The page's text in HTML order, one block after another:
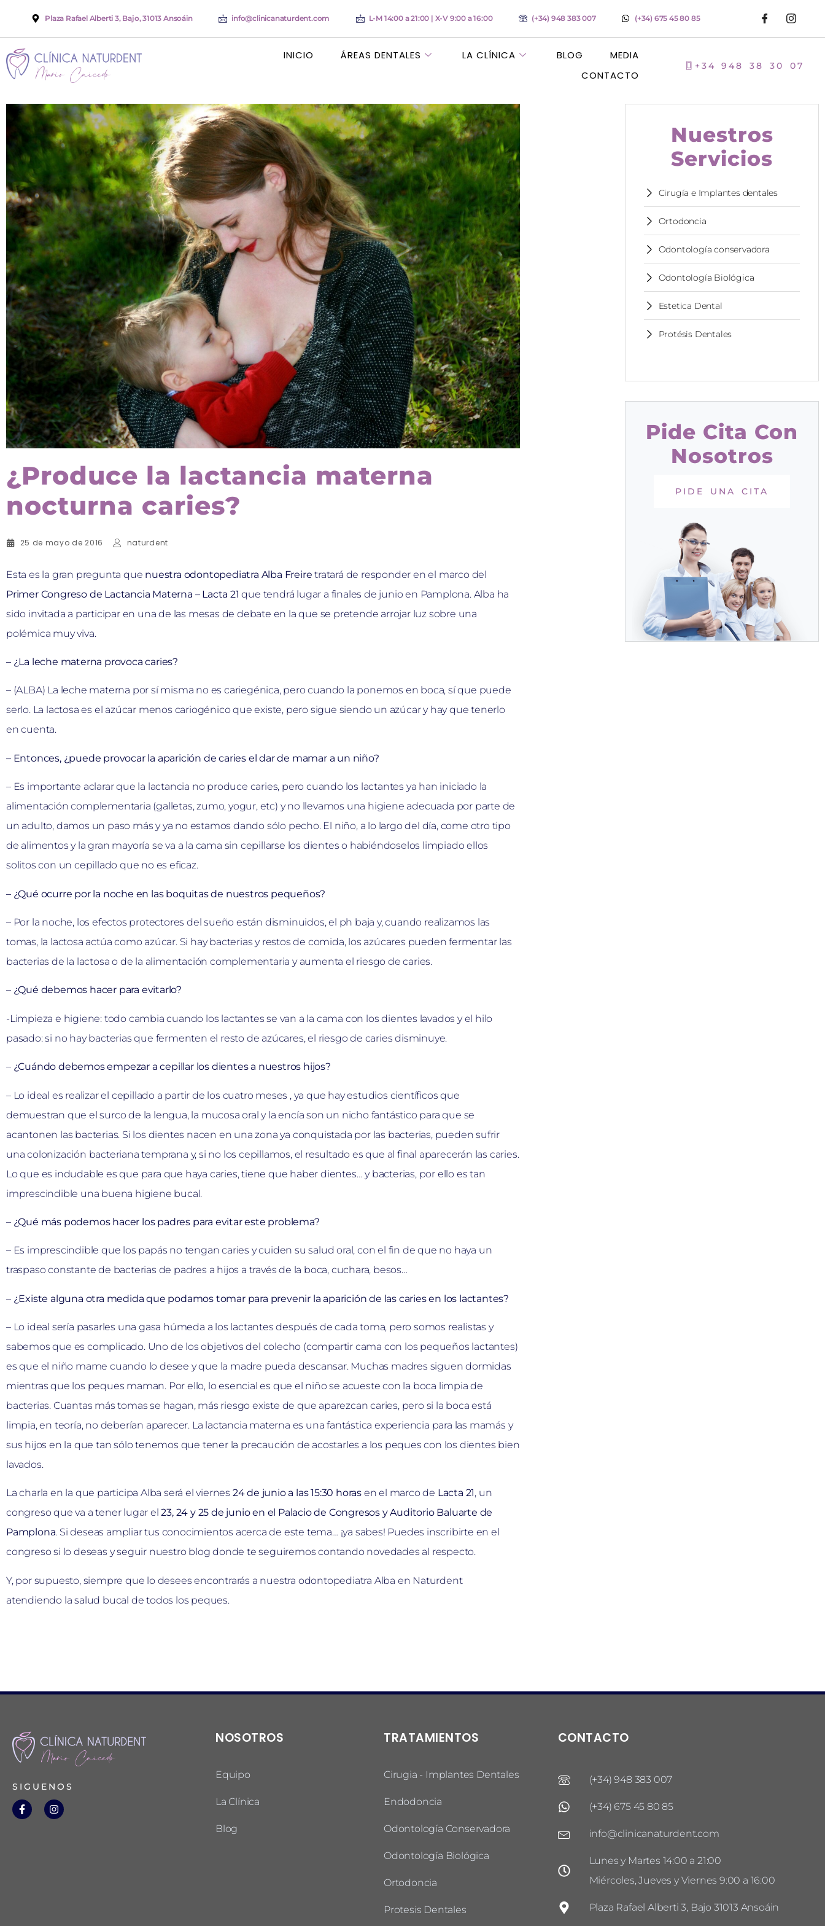
Plaza Rafael Alberti 3, Bajo, 31013 Ansoáin info@clinicanaturdent.com L-M 14:00 a 21:00 | X-V 9:00 a 16:00 (+34) 948 383 007 (+34) 675 45 80 85
INICIO ÁREAS DENTALES LA CLÍNICA BLOG
MEDIA
CONTACTO
+34 948 38 30 07
¿Produce la lactancia materna
nocturna caries?
25 de mayo de 2016 naturdent
Esta es la gran pregunta que nuestra odontopediatra Alba Freire tratará de responder en el marco del
Primer Congreso de Lactancia Materna – Lacta 21 que tendrá lugar a finales de junio en Pamplona. Alba ha
sido invitada a participar en una de las mesas de debate en la que se pretende arrojar luz sobre una
polémica muy viva.
– ¿La leche materna provoca caries?
– (ALBA) La leche materna por sí misma no es cariegénica, pero cuando la ponemos en boca, sí que puede
serlo. La lactosa es el azúcar menos cariogénico que existe, pero sigue siendo un azúcar y hay que tenerlo
en cuenta.
– Entonces, ¿puede provocar la aparición de caries el dar de mamar a un niño?
– Es importante aclarar que la lactancia no produce caries, pero cuando los lactantes ya han iniciado la
alimentación complementaria (galletas, zumo, yogur, etc) y no llevamos una higiene adecuada por parte de
un adulto, damos un paso más y ya no estamos dando sólo pecho. El niño, a lo largo del día, come otro tipo
de alimentos y la gran mayoría se va a la cama sin cepillarse los dientes o habiéndoselos limpiado ellos
solitos con un cepillado que no es eficaz.
– ¿Qué ocurre por la noche en las boquitas de nuestros pequeños?
– Por la noche, los efectos protectores del sueño están disminuidos, el ph baja y, cuando realizamos las
tomas, la lactosa actúa como azúcar. Si hay bacterias y restos de comida, los azúcares pueden fermentar las
bacterias de la lactosa o de la alimentación complementaria y aumenta el riesgo de caries.
–¿Qué debemos hacer para evitarlo?
-Limpieza e higiene: todo cambia cuando los lactantes se van a la cama con los dientes lavados y el hilo
pasado: si no hay bacterias que fermenten el resto de azúcares, el riesgo de caries disminuye.
– ¿Cuándo debemos empezar a cepillar los dientes a nuestros hijos?
– Lo ideal es realizar el cepillado a partir de los cuatro meses , ya que hay estudios científicos que
demuestran que el surco de la lengua, la mucosa oral y la encía son un nicho fantástico para que se
acantonen las bacterias. Si los dientes nacen en una zona ya conquistada por las bacterias, pueden sufrir
una colonización bacteriana temprana y, si no los cepillamos, el resultado es que al final aparecerán las caries.
Lo que es indudable es que para que haya caries, tiene que haber dientes… y bacterias, por ello es tan
imprescindible una buena higiene bucal.
–¿Qué más podemos hacer los padres para evitar este problema?
– Es imprescindible que los papás no tengan caries y cuiden su salud oral, con el fin de que no haya un
traspaso constante de bacterias de padres a hijos a través de la boca, cuchara, besos…
– ¿Existe alguna otra medida que podamos tomar para prevenir la aparición de las caries en los lactantes?
– Lo ideal sería pasarles una gasa húmeda a los lactantes después de cada toma, pero somos realistas y
sabemos que es complicado. Uno de los objetivos del colecho (compartir cama con los pequeños lactantes)
es que el niño mame cuando lo desee y que la madre pueda descansar. Muchas madres siguen dormidas
mientras que los peques maman. Por ello, lo esencial es que el niño se acueste con la boca limpia de
bacterias. Cuantas más tomas se hagan, más riesgo existe de que aparezcan caries, pero si la boca está
limpia, en teoría, no deberían aparecer. La lactancia materna es una fantástica experiencia para las mamás y
sus hijos en la que tan sólo tenemos que tener la precaución de acostarles a los peques con los dientes bien
lavados.
La charla en la que participa Alba será el viernes 24 de junio a las 15:30 horas en el marco de Lacta 21, un
congreso que va a tener lugar el 23, 24 y 25 de junio en el Palacio de Congresos y Auditorio Baluarte de
Pamplona. Si deseas ampliar tus conocimientos acerca de este tema… ¡ya sabes! Puedes inscribirte en el
congreso si lo deseas y seguir nuestro blog donde te seguiremos contando novedades al respecto.
Y, por supuesto, siempre que lo desees encontrarás a nuestra odontopediatra Alba en Naturdent
atendiendo la salud bucal de todos los peques.
Nuestros
Servicios
Cirugía e Implantes dentales
Ortodoncia
Odontología conservadora
Odontología Biológica
Estetica Dental
Protésis Dentales
Pide Cita Con
Nosotros
PIDE UNA CITA
SIGUENOS
NOSOTROS
Equipo
La Clínica
Blog
TRATAMIENTOS
Cirugia - Implantes Dentales
Endodoncia
Odontología Conservadora
Odontología Biológica
Ortodoncia
Protesis Dentales
CONTACTO
(+34) 948 383 007
(+34) 675 45 80 85
info@clinicanaturdent.com
Lunes y Martes 14:00 a 21:00
Miércoles, Jueves y Viernes 9:00 a 16:00
Plaza Rafael Alberti 3, Bajo 31013 Ansoáin